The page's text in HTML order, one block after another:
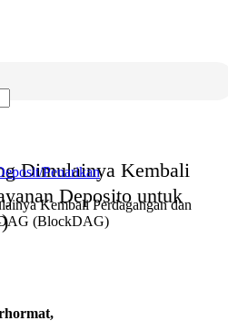
Penarikan
Kembali Perdagangan dan
(BlockDAG)
Dimulainya Kembali
Deposito untuk